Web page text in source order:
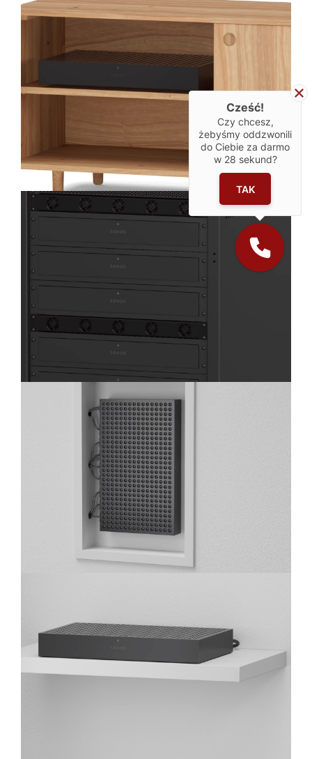
Cześć!
Czy chcesz,
żebyśmy oddzwonili
do Ciebie za darmo
w 28 sekund?
TAK